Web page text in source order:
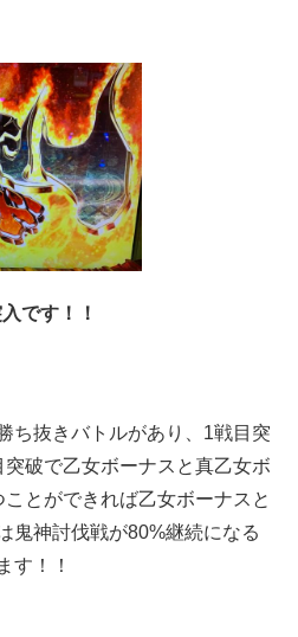
です！！
ち抜きバトルがあり、1戦目突
破で乙女ボーナスと真乙女ボ
とができれば乙女ボーナスと
鬼神討伐戦が80%継続になる
す！！